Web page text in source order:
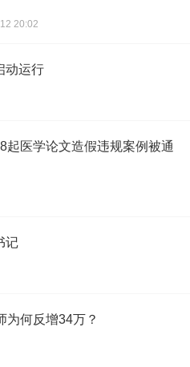
20:02
动运行
起医学论文造假违规案例被通
记
为何反增34万？